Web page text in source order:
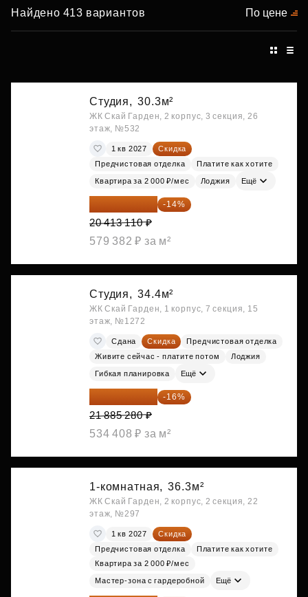
Найдено 413 вариантов По цене
Студия, 30.3м²
ЖК Скай Гарден, 2 корпус, 3 секция, 26
этаж, №532
1 кв 2027
Скидка
Предчистовая отделка
Платите как хотите
Квартира за 2 000 ₽/мес Лоджия Ещё
17 555 275 ₽ -14%
20 413 110 ₽
579 382 ₽ за м²
Студия, 34.4м²
ЖК Скай Гарден, 1 корпус, 7 секция, 15
этаж, №1272
Сдана Скидка
Предчистовая отделка
Живите сейчас - платите потом
Лоджия
Гибкая планировка Ещё
18 383 635 ₽ -16%
21 885 280 ₽
534 408 ₽ за м²
1-комнатная, 36.3м²
ЖК Скай Гарден, 2 корпус, 2 секция, 22
этаж, №297
1 кв 2027
Скидка
Предчистовая отделка
Платите как хотите
Квартира за 2 000 ₽/мес
Мастер-зона с гардеробной Ещё